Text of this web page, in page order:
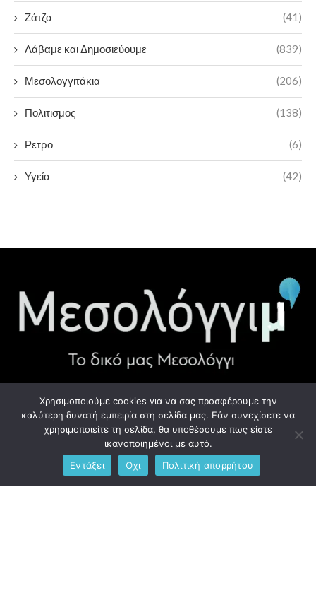
Ζάτζα (41)
Λάβαμε και Δημοσιεύουμε (839)
Μεσολογγιτάκια (206)
Πολιτισμος (138)
Ρετρο (6)
Υγεία (42)
ΧΡΉΣΙΜΑ LINK
Προσωπικά Δεδομένα - GDPR
Ανδρέου Λόντου 1, Μεσολόγγι 302 00
Χρησιμοποιούμε cookies για να σας προσφέρουμε την
καλύτερη δυνατή εμπειρία στη σελίδα μας. Εάν συνεχίσετε να
χρησιμοποιείτε τη σελίδα, θα υποθέσουμε πως είστε
ικανοποιημένοι με αυτό.
Εντάξει
Όχι Πολιτική απορρήτου